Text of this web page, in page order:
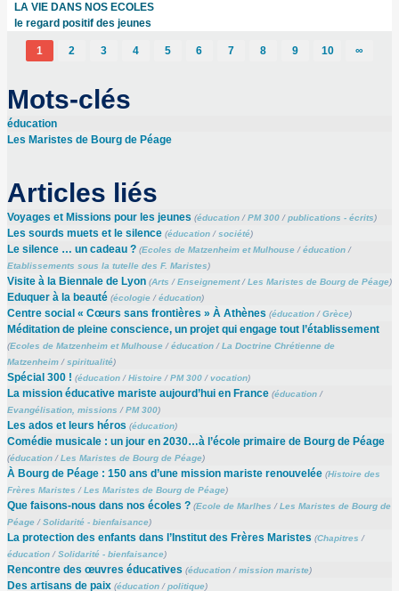
LA VIE DANS NOS ECOLES
le regard positif des jeunes
1 2 3 4 5 6 7 8 9 10 ∞
Mots-clés
éducation
Les Maristes de Bourg de Péage
Articles liés
Voyages et Missions pour les jeunes (éducation/PM 300/publications - écrits)
Les sourds muets et le silence (éducation/société)
Le silence … un cadeau ? (Ecoles de Matzenheim et Mulhouse/éducation/
Etablissements sous la tutelle des F. Maristes)
Visite à la Biennale de Lyon (Arts /Enseignement/Les Maristes de Bourg de Péage)
Eduquer à la beauté (écologie/éducation)
Centre social « Cœurs sans frontières » À Athènes (éducation/Grèce)
Méditation de pleine conscience, un projet qui engage tout l’établissement
(Ecoles de Matzenheim et Mulhouse/éducation/La Doctrine Chrétienne de
Matzenheim/spiritualité)
Spécial 300 ! (éducation/Histoire/PM 300/vocation)
La mission éducative mariste aujourd’hui en France (éducation/
Evangélisation, missions /PM 300)
Les ados et leurs héros (éducation)
Comédie musicale : un jour en 2030…à l’école primaire de Bourg de Péage
(éducation/Les Maristes de Bourg de Péage)
À Bourg de Péage : 150 ans d’une mission mariste renouvelée (Histoire des
Frères Maristes /Les Maristes de Bourg de Péage)
Que faisons-nous dans nos écoles ? (Ecole de Marlhes /Les Maristes de Bourg de
Péage/Solidarité - bienfaisance)
La protection des enfants dans l’Institut des Frères Maristes (Chapitres /
éducation/Solidarité - bienfaisance)
Rencontre des œuvres éducatives (éducation/mission mariste)
Des artisans de paix (éducation/politique)